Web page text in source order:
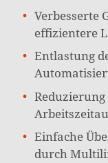
Verbesserte
effizientere
Entlastung
Einfache
durch